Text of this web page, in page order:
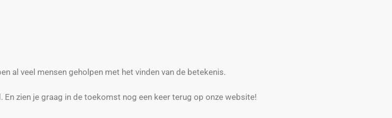
al veel mensen geholpen met het vinden van de betekenis.
zien je graag in de toekomst nog een keer terug op onze website!